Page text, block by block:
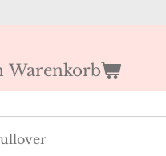
Warenkorb